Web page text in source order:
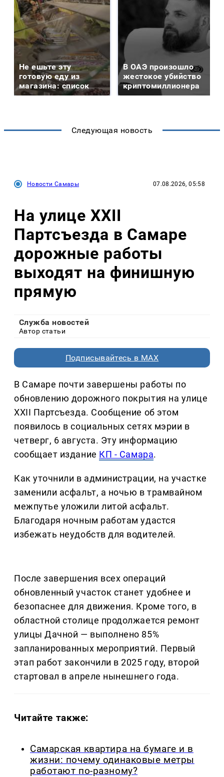
Не ешьте эту
готовую еду из
магазина: список
В ОАЭ произошло
жестокое убийство
криптомиллионера
Следующая новость
Новости Самары 07.08.2026, 05:58
На улице XXII
Партсъезда в Самаре
дорожные работы
выходят на финишную
прямую
Служба новостей
Автор статьи
Подписывайтесь в MAX
В Самаре почти завершены работы по
обновлению дорожного покрытия на улице
XXII Партсъезда. Сообщение об этом
появилось в социальных сетях мэрии в
четверг, 6 августа. Эту информацию
сообщает издание КП - Самара.
Как уточнили в администрации, на участке
заменили асфальт, а ночью в трамвайном
межпутье уложили литой асфальт.
Благодаря ночным работам удастся
избежать неудобств для водителей.
После завершения всех операций
обновленный участок станет удобнее и
безопаснее для движения. Кроме того, в
областной столице продолжается ремонт
улицы Дачной — выполнено 85%
запланированных мероприятий. Первый
этап работ закончили в 2025 году, второй
стартовал в апреле нынешнего года.
Читайте также:
Самарская квартира на бумаге и в
жизни: почему одинаковые метры
работают по-разному?